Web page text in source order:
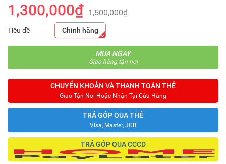
1,300,000₫ 1,500,000₫
Tiêu đề Chính hãng
MUA NGAY
Giao hàng tận nơi
CHUYỂN KHOẢN VÀ THANH TOÁN THẺ
Giao Tận Nơi Hoặc Nhận Tại Cửa Hàng
TRẢ GÓP QUA THẺ
Visa, Master, JCB
TRẢ GÓP QUA CCCD